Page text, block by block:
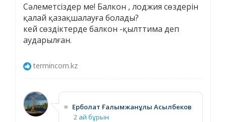
Cәлеметсіздер ме! Балкон , лоджия сөздерін
қалай қазақшалауға болады?
кей сөздіктерде балкон -қылттима деп
аударылған.
termincom.kz
≡ Ерболат Ғалымжанұлы Асылбеков
2 ай бұрын